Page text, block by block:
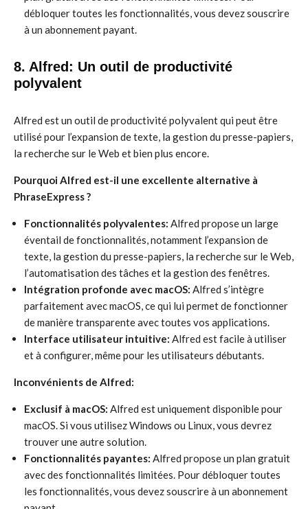
débloquer toutes les fonctionnalités, vous devez souscrire
à un abonnement payant.
8. Alfred: Un outil de productivité
polyvalent
Alfred est un outil de productivité polyvalent qui peut être
utilisé pour l’expansion de texte, la gestion du presse-papiers,
la recherche sur le Web et bien plus encore.
Pourquoi Alfred est-il une excellente alternative à
PhraseExpress ?
Fonctionnalités polyvalentes: Alfred propose un large
éventail de fonctionnalités, notamment l’expansion de
texte, la gestion du presse-papiers, la recherche sur le Web,
l’automatisation des tâches et la gestion des fenêtres.
Intégration profonde avec macOS: Alfred s’intègre
parfaitement avec macOS, ce qui lui permet de fonctionner
de manière transparente avec toutes vos applications.
Interface utilisateur intuitive: Alfred est facile à utiliser
et à configurer, même pour les utilisateurs débutants.
Inconvénients de Alfred:
Exclusif à macOS: Alfred est uniquement disponible pour
macOS. Si vous utilisez Windows ou Linux, vous devrez
trouver une autre solution.
Fonctionnalités payantes: Alfred propose un plan gratuit
avec des fonctionnalités limitées. Pour débloquer toutes
les fonctionnalités, vous devez souscrire à un abonnement